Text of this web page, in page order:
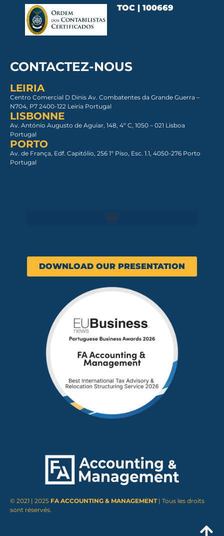
TOC | 100669
CONTACTEZ-NOUS
LEIRIA
Centro Comercial D Dinis Av. Combatentes da Grande Guerra –
N704, P7 2400-122 Leiria Portugal
LISBONNE
Av. António Augusto de Aguiar, 148, 4º C, 1050 – 021 Lisboa​
Portugal
PORTO
Av. de França, Edf. Capitólio, 256 1º Piso, Esc. 1.1, 4050-276 Porto
Portugal
DOWNLOAD OUR PRESENTATION
© 2021 | 2025 FA ACCOUNTING & MANAGEMENT| Tous les droits
sont réservés.